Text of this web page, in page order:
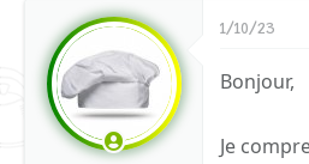
1/10/23
Bonjour,
Je